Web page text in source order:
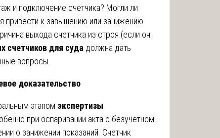
и подключение счетчика? Могли ли
привести к завышению или занижению
выхода счетчика из строя (если он
счетчиков для суда должна дать
вопросы.
доказательство
этапом экспертизы
при оспаривании акта о безучетном
о занижении показаний. Счетчик